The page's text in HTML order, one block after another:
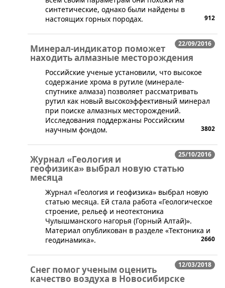
синтетические, однако были найдены в
настоящих горных породах.
912
22/09/2016
Минерал-индикатор поможет
находить алмазные месторождения
Российские ученые установили, что высокое
содержание хрома в рутиле (минерале-
спутнике алмаза) позволяет рассматривать
рутил как новый высокоэффективный минерал
при поиске алмазных месторождений.
Исследования поддержаны Российским
научным фондом.
3802
25/10/2016
Журнал «Геология и
геофизика» выбрал новую статью
месяца
​Журнал «Геология и геофизика» выбрал новую
статью месяца. Ей стала работа «Геологическое
строение, рельеф и неотектоника
Чулышманского нагорья (Горный Алтай)».
Материал опубликован в разделе «Тектоника и
геодинамика».
2660
12/03/2018
Снег помог ученым оценить
качество воздуха в Новосибирске